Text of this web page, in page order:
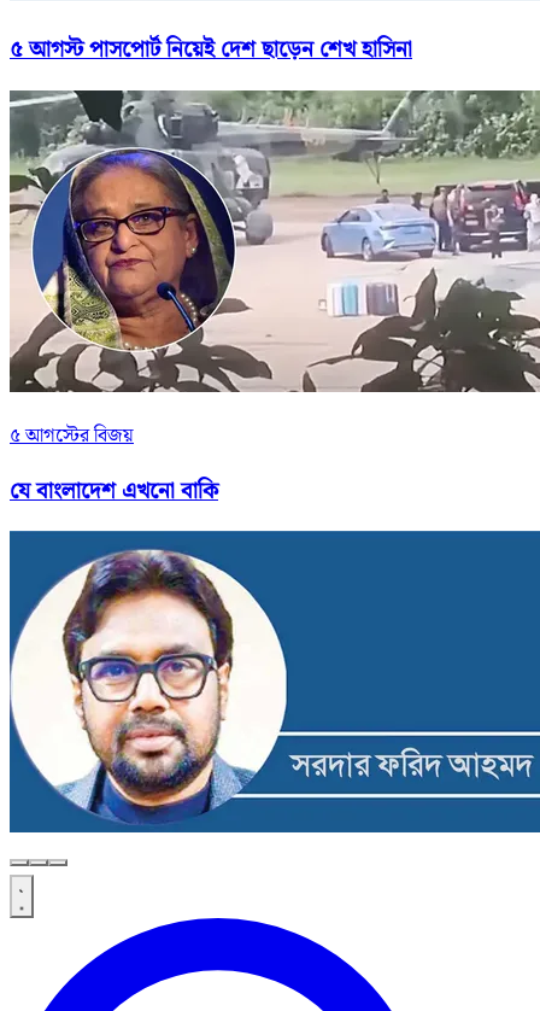
৫ আগস্ট পাসপোর্ট নিয়েই দেশ ছাড়েন শেখ হাসিনা
৫ আগস্টের বিজয়
যে বাংলাদেশ এখনো বাকি